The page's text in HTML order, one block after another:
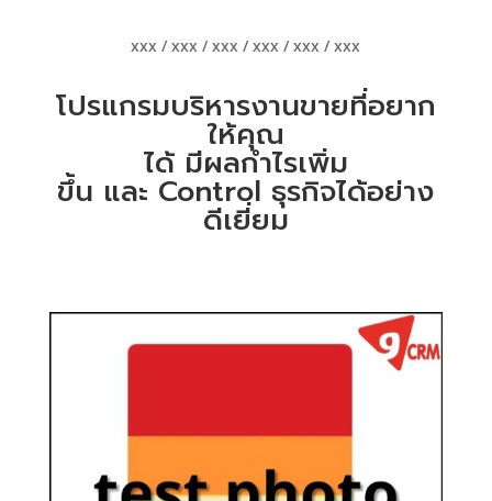
xxx / xxx / xxx / xxx / xxx / xxx
โปรแกรมบริหารงานขายที่อยาก
ให้คุณ
ได้ มีผลกำไรเพิ่ม
ขึ้น และ Control ธุรกิจได้อย่าง
ดีเยี่ยม